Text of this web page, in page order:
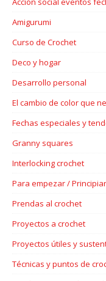
Amigurumi
Curso de Crochet
Deco y hogar
Desarrollo personal
El cambio de color que
Fechas especiales y
Granny squares
Interlocking crochet
Para empezar /
Prendas al crochet
Proyectos a crochet
Proyectos útiles y
Técnicas y puntos de